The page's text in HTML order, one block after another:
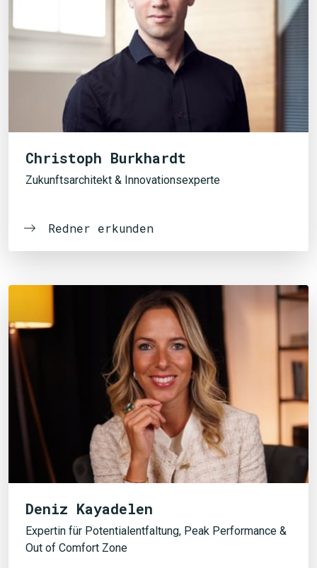
Christoph Burkhardt
Zukunftsarchitekt & Innovationsexperte
Redner erkunden
Deniz Kayadelen
Expertin für Potentialentfaltung, Peak Performance &
Out of Comfort Zone